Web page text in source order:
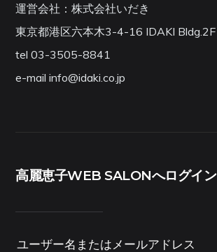
運営会社：株式会社いだき
東京都港区六本木3-4-16 IDAKI Bldg.2F
tel 03-3505-8841
e-mail info@idaki.co.jp
高麗恵子WEB SALONへログイン
ユーザー名またはメールアドレス